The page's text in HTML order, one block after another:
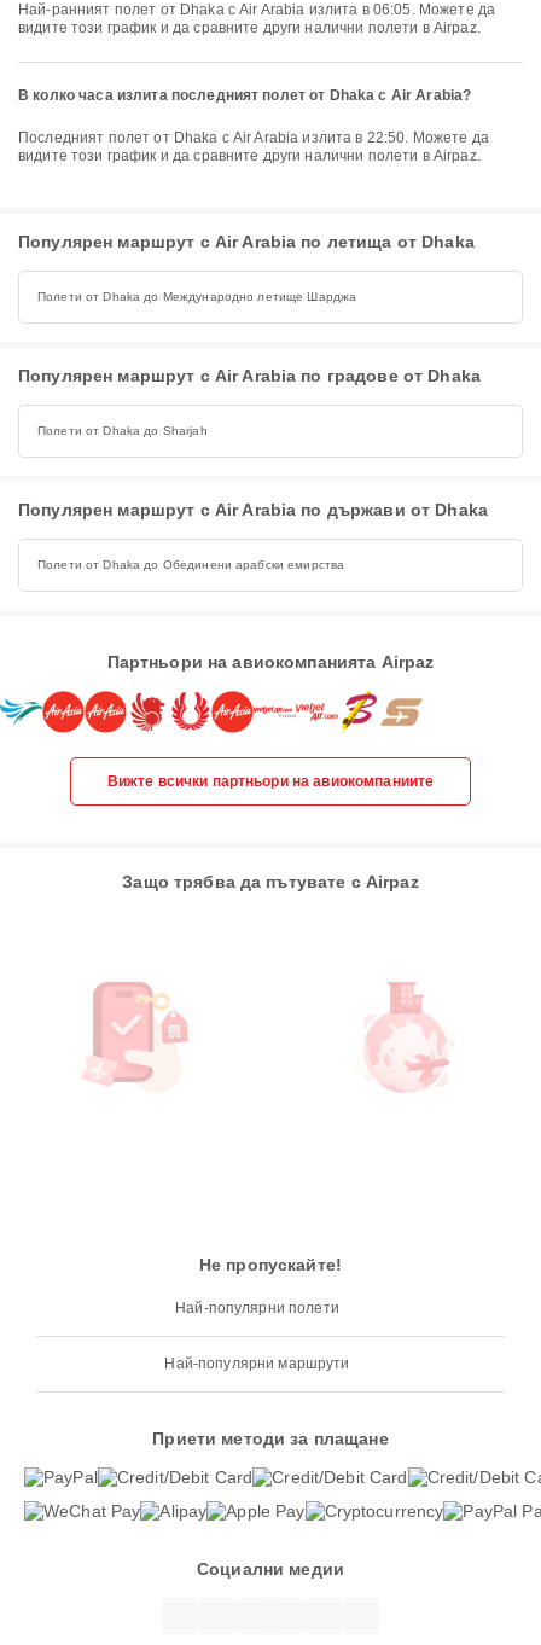
Най-ранният полет от Dhaka с Air Arabia излита в 06:05. Можете да
видите този график и да сравните други налични полети в Airpaz.
В колко часа излита последният полет от Dhaka с Air Arabia?
Последният полет от Dhaka с Air Arabia излита в 22:50. Можете да
видите този график и да сравните други налични полети в Airpaz.
Популярен маршрут с Air Arabia по летища от Dhaka
Полети от Dhaka до Международно летище Шарджа
Популярен маршрут с Air Arabia по градове от Dhaka
Полети от Dhaka до Sharjah
Популярен маршрут с Air Arabia по държави от Dhaka
Полети от Dhaka до Обединени арабски емирства
Партньори на авиокомпанията Airpaz
Вижте всички партньори на авиокомпаниите
Защо трябва да пътувате с Airpaz
Не пропускайте!
Най-популярни полети
Най-популярни маршрути
Приети методи за плащане
Социални медии